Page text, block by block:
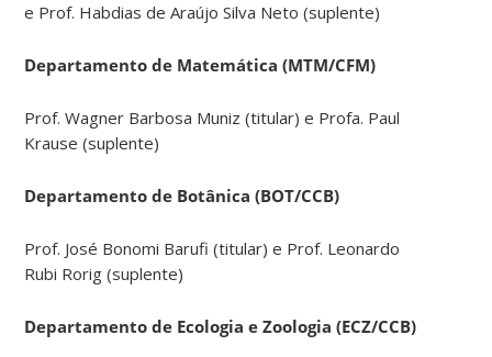
e Prof. Habdias de Araújo Silva Neto (suplente)
Departamento de Matemática (MTM/CFM)
Prof. Wagner Barbosa Muniz (titular) e Profa. Paul
Krause (suplente)
Departamento de Botânica (BOT/CCB)
Prof. José Bonomi Barufi (titular) e Prof. Leonardo
Rubi Rorig (suplente)
Departamento de Ecologia e Zoologia (ECZ/CCB)